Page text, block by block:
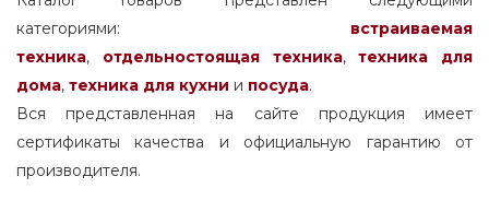
категориями: встраиваемая
техника, отдельностоящаятехника,
техника для
дома, техника для кухни и посуда.
Вся представленная на сайте продукция имеет
сертификаты качества и официальную гарантию от
производителя.